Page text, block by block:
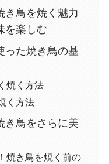
き鳥を焼く魅力
を楽しむ
った焼き鳥の基
焼く方法
く方法
き鳥をさらに美
焼き鳥を焼く前の